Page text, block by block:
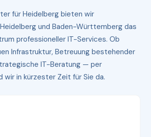
für Heidelberg bieten wir
und Baden-Württemberg das
professioneller IT-Services. Ob
Infrastruktur, Betreuung bestehender
IT-Beratung — per
wir in kürzester Zeit für Sie da.